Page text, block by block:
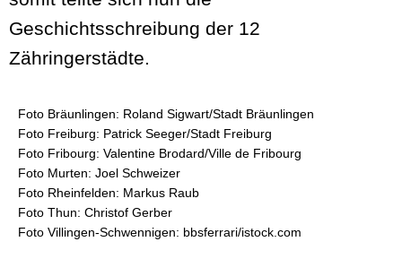
Geschichtsschreibung der 12
Zähringerstädte.
Foto Bräunlingen: Roland Sigwart/Stadt Bräunlingen
Foto Freiburg: Patrick Seeger/Stadt Freiburg
Foto Fribourg: Valentine Brodard/Ville de Fribourg
Foto Murten: Joel Schweizer
Foto Rheinfelden: Markus Raub
Foto Thun: Christof Gerber
Foto Villingen-Schwennigen: bbsferrari/istock.com